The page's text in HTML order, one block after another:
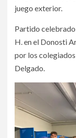
juego exterior.
Partido
H. en el Donosti
por los
Delgado.